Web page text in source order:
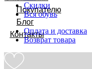
Покупателю
Блог
Контакты
Скидки
Вся обувь
Оплата и доставка
Возврат товара